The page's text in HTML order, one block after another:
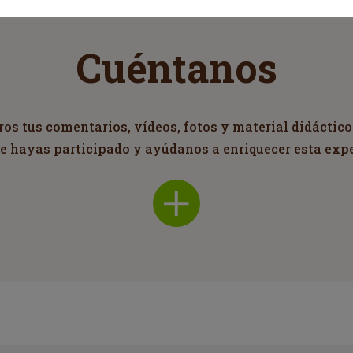
Cuéntanos
tus comentarios, vídeos, fotos y material didáctico
hayas participado y ayúdanos a enriquecer esta